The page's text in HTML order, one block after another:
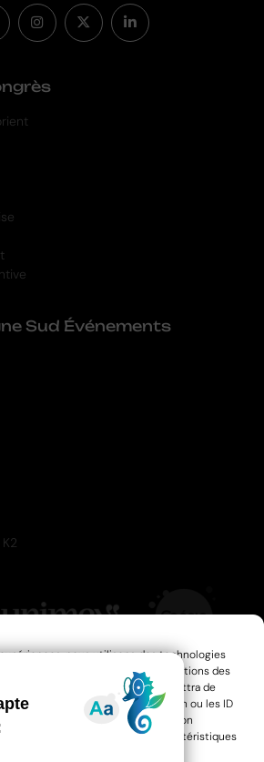
nous utilisons des technologies
stocker et/ou accéder aux informations des
à ces technologies nous permettra de
que le comportement de navigation ou les ID
de ne pas consentir ou de retirer son
un effet négatif sur certaines caractéristiques
Sud Événements